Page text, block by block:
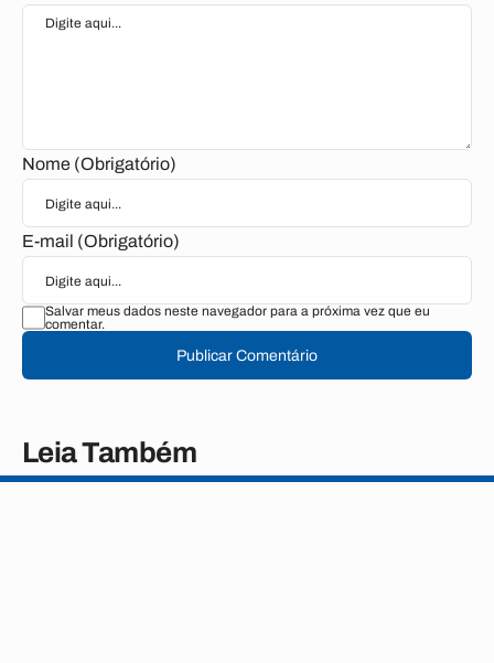
Nome (Obrigatório)
E-mail (Obrigatório)
Salvar meus dados neste navegador para a próxima vez que eu
comentar.
Publicar Comentário
Leia Também